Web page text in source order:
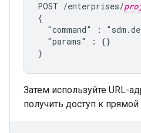
POST /enterprises/
{
  "command" : "
  "params" : {}
Затем используйте URL-
получить доступ к